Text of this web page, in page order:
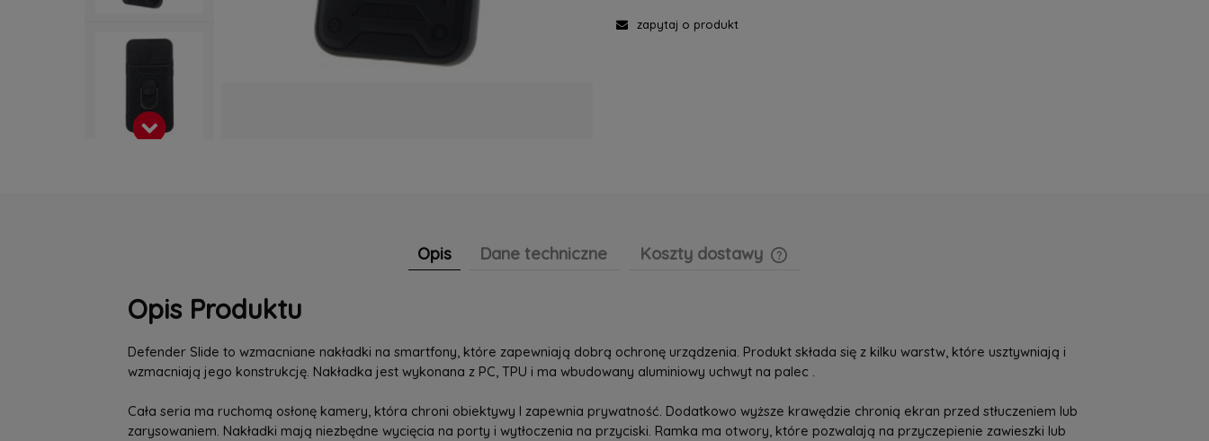
zapytaj o produkt
Opis Dane techniczne Koszty dostawy
Opis Produktu
Defender Slide to wzmacniane nakładki na smartfony, które zapewniają dobrą ochronę urządzenia. Produkt składa się z kilku warstw, które usztywniają i
wzmacniają jego konstrukcję. Nakładka jest wykonana z PC, TPU i ma wbudowany aluminiowy uchwyt na palec .
Cała seria ma ruchomą osłonę kamery, która chroni obiektywy I zapewnia prywatność. Dodatkowo wyższe krawędzie chronią ekran przed stłuczeniem lub
zarysowaniem. Nakładki mają niezbędne wycięcia na porty i wytłoczenia na przyciski. Ramka ma otwory, które pozwalają na przyczepienie zawieszki lub